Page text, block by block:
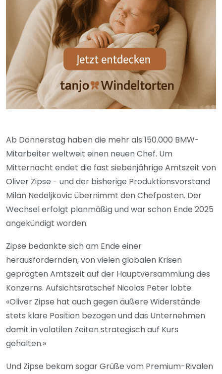
Ab Donnerstag haben die mehr als 150.000 BMW-
Mitarbeiter weltweit einen neuen Chef. Um
Mitternacht endet die fast siebenjährige Amtszeit von
Oliver Zipse - und der bisherige Produktionsvorstand
Milan Nedeljkovic übernimmt den Chefposten. Der
Wechsel erfolgt planmäßig und war schon Ende 2025
angekündigt worden.
Zipse bedankte sich am Ende einer
herausfordernden, von vielen globalen Krisen
geprägten Amtszeit auf der Hauptversammlung des
Konzerns. Aufsichtsratschef Nicolas Peter lobte:
«Oliver Zipse hat auch gegen äußere Widerstände
stets klare Position bezogen und das Unternehmen
damit in volatilen Zeiten strategisch auf Kurs
gehalten.»
Und Zipse bekam sogar Grüße vom Premium-Rivalen